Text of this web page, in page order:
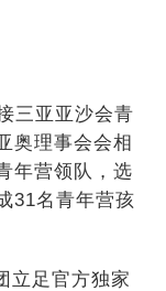
三亚亚沙会青
奥理事会会相
年营领队，选
31名青年营孩
立足官方独家